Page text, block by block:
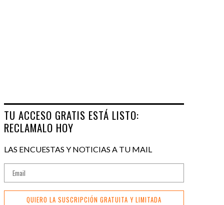
TU ACCESO GRATIS ESTÁ LISTO:
RECLAMALO HOY
LAS ENCUESTAS Y NOTICIAS A TU MAIL
QUIERO LA SUSCRIPCIÓN GRATUITA Y LIMITADA